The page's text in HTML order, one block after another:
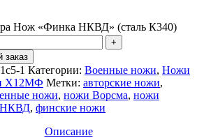
Нож «Финка НКВД» (сталь К340)
заказ
1 Категории: Военные ножи, Ножи
Х12МФ Метки: авторские ножи,
ножи, ножи Ворсма, ножи
, финские ножи
Описание